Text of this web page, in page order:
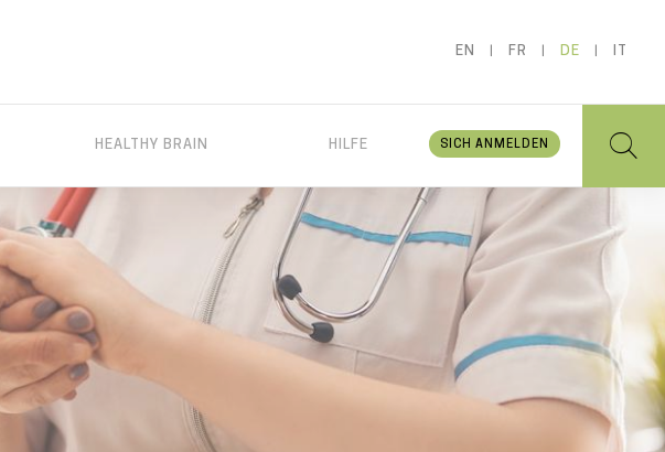
EN FR DE
HEALTHY BRAIN HILFE SICH ANMELDEN